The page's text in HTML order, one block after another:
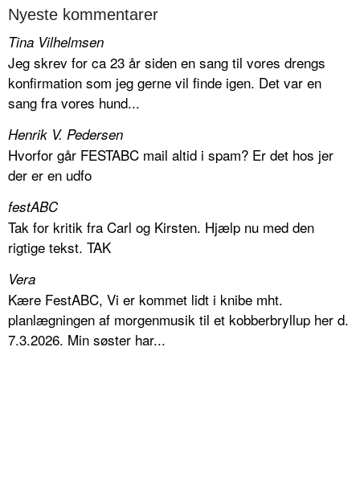
Nyeste kommentarer
Tina Vilhelmsen
Jeg skrev for ca 23 år siden en sang til vores drengs
konfirmation som jeg gerne vil finde igen. Det var en
sang fra vores hund...
Henrik V. Pedersen
Hvorfor går FESTABC mail altid i spam? Er det hos jer
der er en udfo
festABC
Tak for kritik fra Carl og Kirsten. Hjælp nu med den
rigtige tekst. TAK
Vera
Kære FestABC, Vi er kommet lidt i knibe mht.
planlægningen af morgenmusik til et kobberbryllup her d.
7.3.2026. Min søster har...